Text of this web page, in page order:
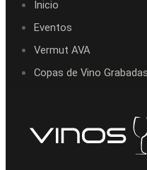
Inicio
Eventos
Vermut AVA
Copas de Vino Grabadas